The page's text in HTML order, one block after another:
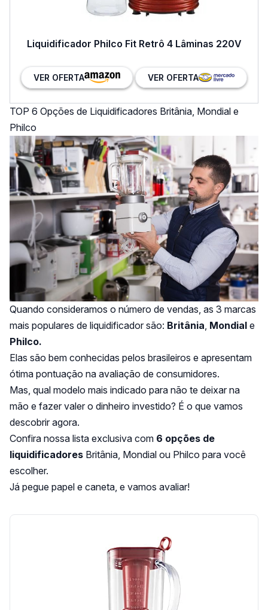
Liquidificador Philco Fit Retrô 4 Lâminas 220V
VER OFERTA VER OFERTA
TOP 6 Opções de Liquidificadores Britânia, Mondial e
Philco
Quando consideramos o número de vendas, as 3 marcas
mais populares de liquidificador são: Britânia, Mondial e
Philco.
Elas são bem conhecidas pelos brasileiros e apresentam
ótima pontuação na avaliação de consumidores.
Mas, qual modelo mais indicado para não te deixar na
mão e fazer valer o dinheiro investido? É o que vamos
descobrir agora.
Confira nossa lista exclusiva com 6 opções de
liquidificadores Britânia, Mondial ou Philco para você
escolher.
Já pegue papel e caneta, e vamos avaliar!